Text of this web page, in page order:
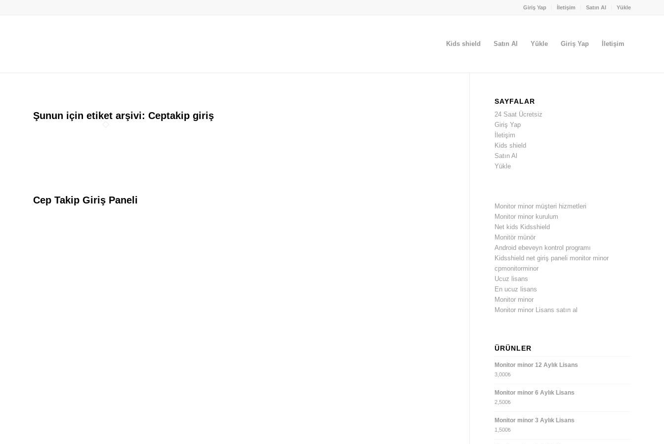
Giriş Yap İletişim Satın Al Yükle
Kids shield Satın Al Yükle Giriş Yap İletişim
Şunun için etiket arşivi: Ceptakip giriş
Cep Takip Giriş Paneli
SAYFALAR
24 Saat Ücretsiz
Giriş Yap
İletişim
Kids shield
Satın Al
Yükle
Monitor minor müşteri hizmetleri
Monitor minor kurulum
Net kids Kidsshield
Monitör münör
Android ebeveyn kontrol programı
Kidsshield net giriş paneli monitor minor
cpmonitorminor
Ucuz lisans
En ucuz lisans
Monitor minor
Monitor minor Lisans satın al
ÜRÜNLER
Monitor minor 12 Aylık Lisans
3,000₺
Monitor minor 6 Aylık Lisans
2,500₺
Monitor minor 3 Aylık Lisans
1,500₺